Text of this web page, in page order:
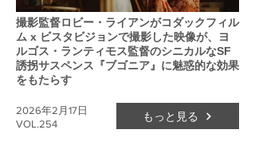
撮影監督ロビー・ライアンがコダックフィル
ム x ビスタビジョンで撮影した映像が、ヨ
ルゴス・ランティモス監督のシニカルなSF
誘拐サスペンス『ブゴニア』に魅惑的な効果
をもたらす
VOL.254
2026年2月17日 もっと見る